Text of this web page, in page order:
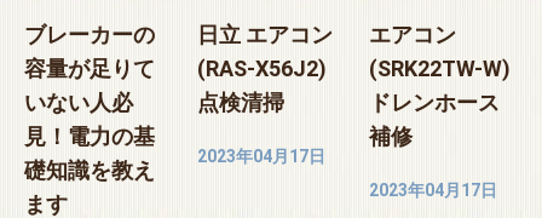
ブレーカーの
容量が足りて
いない人必
見！電力の基
礎知識を教え
ます
日立 エアコン
(RAS-X56J2)
点検清掃
2023年04月17日
エアコン
(SRK22TW-W)
ドレンホース
補修
2023年04月17日